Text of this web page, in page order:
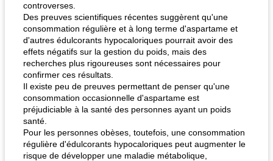
controverses.
Des preuves scientifiques récentes suggèrent qu'une
consommation régulière et à long terme d'aspartame et
d'autres édulcorants hypocaloriques pourrait avoir des
effets négatifs sur la gestion du poids, mais des
recherches plus rigoureuses sont nécessaires pour
confirmer ces résultats.
Il existe peu de preuves permettant de penser qu'une
consommation occasionnelle d'aspartame est
préjudiciable à la santé des personnes ayant un poids
santé.
Pour les personnes obèses, toutefois, une consommation
régulière d'édulcorants hypocaloriques peut augmenter le
risque de développer une maladie métabolique,